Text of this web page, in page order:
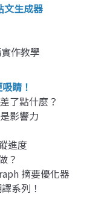
文生成器
作教學
睛！
了點什麼？
影響力
進度
？
摘要優化器
系列！